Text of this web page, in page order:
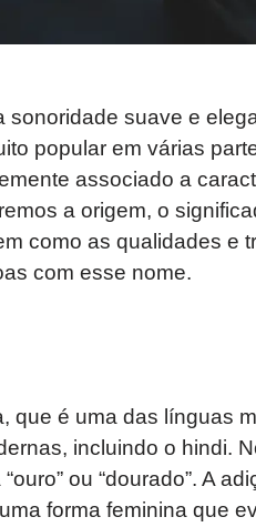
sonoridade suave e
popular em várias
associado a
a origem, o
como as qualidades e
com esse nome.
que é uma das línguas
incluindo o hindi.
ou “dourado”. A
forma feminina que